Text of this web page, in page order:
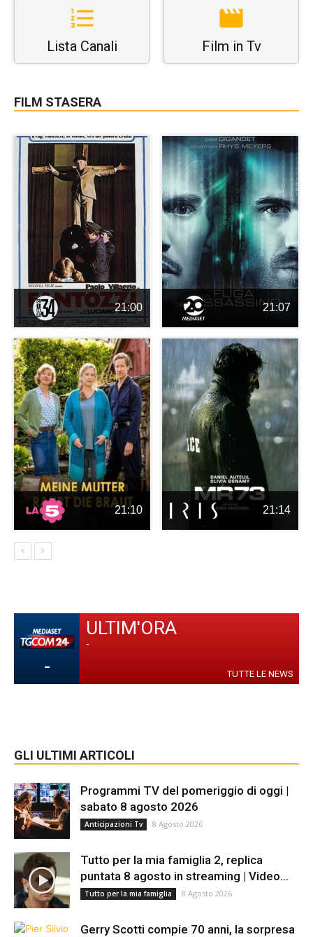
Lista Canali Film in Tv
FILM STASERA
21:00 21:07
21:10 21:14
-
ULTIM'ORA
-
TUTTE LE NEWS
GLI ULTIMI ARTICOLI
Programmi TV del pomeriggio di oggi |
sabato 8 agosto 2026
Anticipazioni Tv 8 Agosto 2026
Tutto per la mia famiglia 2, replica
puntata 8 agosto in streaming | Video...
Tutto per la mia famiglia 8 Agosto 2026
Gerry Scotti compie 70 anni, la sorpresa